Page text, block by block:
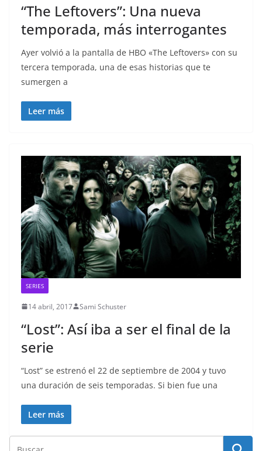
“The Leftovers”: Una nueva
temporada, más interrogantes
Ayer volvió a la pantalla de HBO «The Leftovers» con su
tercera temporada, una de esas historias que te
sumergen a
Leer más
SERIES
14 abril, 2017 Sami Schuster
“Lost”: Así iba a ser el final de la
serie
“Lost” se estrenó el 22 de septiembre de 2004 y tuvo
una duración de seis temporadas. Si bien fue una
Leer más